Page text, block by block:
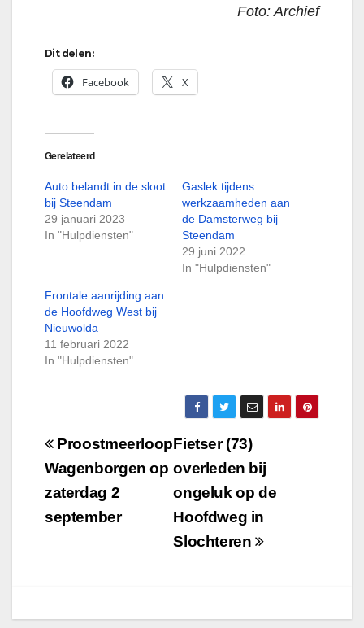
Foto: Archief
Dit delen:
Facebook X
Gerelateerd
Auto belandt in de sloot
bij Steendam
29 januari 2023
In "Hulpdiensten"
Gaslek tijdens
werkzaamheden aan
de Damsterweg bij
Steendam
29 juni 2022
In "Hulpdiensten"
Frontale aanrijding aan
de Hoofdweg West bij
Nieuwolda
11 februari 2022
In "Hulpdiensten"
Bericht
navigatie
Fietser (73)
overleden bij
ongeluk op de
Hoofdweg in
Slochteren
Proostmeerloop
Wagenborgen op
zaterdag 2
september